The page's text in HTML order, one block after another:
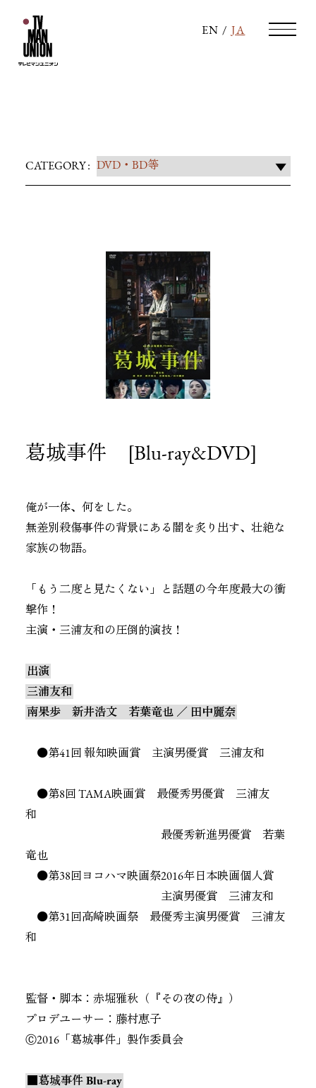
EN / JA
葛城事件 [Blu-ray&DVD]
俺が一体、何をした。
無差別殺傷事件の背景にある闇を炙り出す、壮絶な
家族の物語。
「もう二度と見たくない」と話題の今年度最大の衝
撃作！
主演・三浦友和の圧倒的演技！
出演
三浦友和
南果歩 新井浩文 若葉竜也 ／ 田中麗奈
●第41回 報知映画賞 主演男優賞 三浦友和
●第8回 TAMA映画賞 最優秀男優賞 三浦友
和
最優秀新進男優賞 若葉
竜也
●第38回ヨコハマ映画祭2016年日本映画個人賞
主演男優賞 三浦友和
●第31回高崎映画祭 最優秀主演男優賞 三浦友
和
監督・脚本：赤堀雅秋（『その夜の侍』）
プロデユーサー： 藤村恵子
Ⓒ2016「葛城事件」製作委員会
■葛城事件 Blu-ray